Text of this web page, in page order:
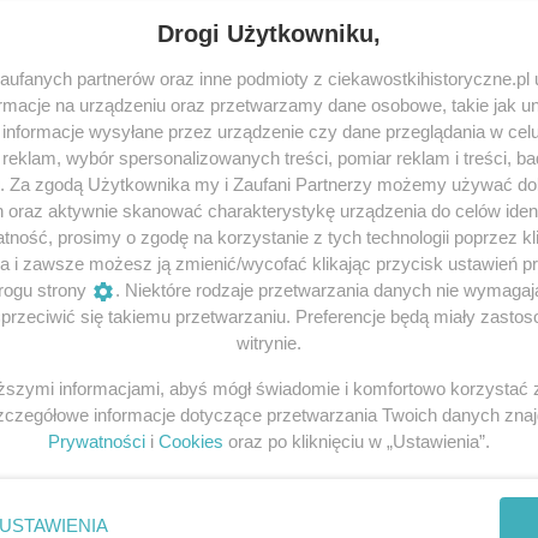
by czytać go dla przyjemności: przy porannej
a nie jej podstawę. Jest to uzupełnienie
produkt jest autentycznie interesujący.
i produktów związanych z historią. Do zleceń
reklamie kontekstowej, do której przez lata
wiodący wydawcy książek historycznych oraz
dla:wydawnictwa Prószyński i S-ka,
Wydawniczego Rebis,Wydawnictwa
można uzyskać od naszego przedstawiciela.
Drogi Użytkowniku,
partnerów oraz inne podmioty z ciekawostkihistoryczne.pl
na urządzeniu oraz przetwarzamy dane osobowe, takie jak
wysyłane przez urządzenie czy dane przeglądania w
wybór spersonalizowanych treści, pomiar reklam i treści,
Za zgodą Użytkownika my i Zaufani Partnerzy możemy używać
oraz aktywnie skanować charakterystykę urządzenia do celów
prosimy o zgodę na korzystanie z tych technologii poprzez
i zawsze możesz ją zmienić/wycofać klikając przycisk ustawień
strony
. Niektóre rodzaje przetwarzania danych nie
się takiemu przetwarzaniu. Preferencje będą miały
witrynie.
informacjami, abyś mógł świadomie i komfortowo
informacje dotyczące przetwarzania Twoich danych
Prywatności i Cookies oraz po kliknięciu w „Ustawienia”.
USTAWIENIA